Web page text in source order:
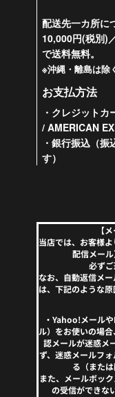
配送先一カ所に
10,000円(税別)
で送料無料。
※沖縄・離島は除
お支払方法
・クレジット
/ AMERICAN
・銀行振込（
す）
【
当店では、お客様
配信メール
必ずご
なお、自動返信メ
は、下記のような
・Yahoo!メール
ル）をお使いの場
認メールが迷惑メ
ず、迷惑メールフ
る（また
また、メールボッ
の受信ができな